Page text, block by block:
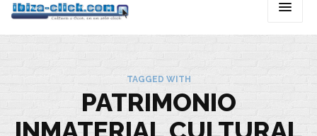
TAGGED WITH
PATRIMONIO